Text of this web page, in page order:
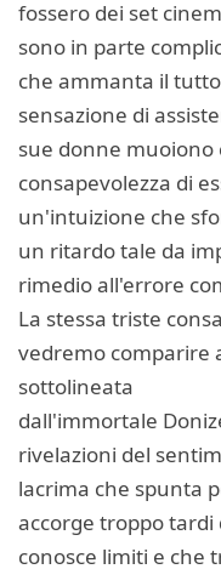
fossero dei set
sono in parte
che ammanta il
sensazione di
sue donne muoiono
consapevolezza di
un'intuizione che
un ritardo tale da
rimedio all'errore
La stessa triste
vedremo comparire
sottolineata
dall'immortale
rivelazioni del
lacrima che spunta
accorge troppo tardi
conosce limiti e che